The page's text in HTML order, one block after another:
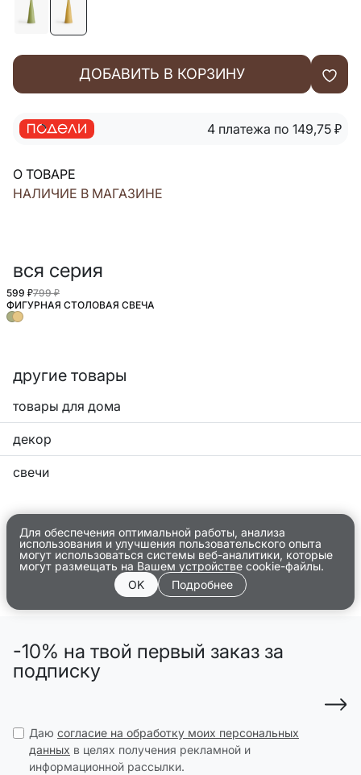
ДОБАВИТЬ В КОРЗИНУ
4 платежа по 149,75 ₽
О ТОВАРЕ
НАЛИЧИЕ В МАГАЗИНЕ
вся серия
599 ₽799 ₽
ФИГУРНАЯ СТОЛОВАЯ СВЕЧА
другие товары
товары для дома
декор
свечи
Для обеспечения оптимальной работы, анализа
использования и улучшения пользовательского опыта
могут использоваться системы веб-аналитики, которые
могут размещать на Вашем устройстве cookie-файлы.
OK
Подробнее
-10% на твой первый заказ за
подписку
Даю согласие на обработку моих персональных
данных в целях получения рекламной и
информационной рассылки.